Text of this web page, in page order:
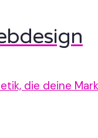
die deine